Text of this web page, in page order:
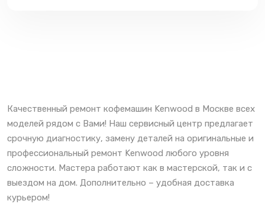
Качественный ремонт кофемашин Kenwood в Москве всех
моделей рядом с Вами! Наш сервисный центр предлагает
срочную диагностику, замену деталей на оригинальные и
профессиональный ремонт Kenwood любого уровня
сложности. Мастера работают как в мастерской, так и с
выездом на дом. Дополнительно – удобная доставка
курьером!